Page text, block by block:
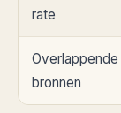
rate
Overlappende
bronnen